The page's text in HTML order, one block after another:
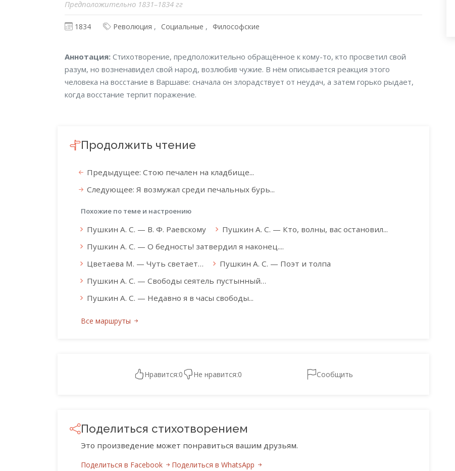
Предположительно 1831–1834 гг
1834 Революция Социальные Философские
Аннотация
Аннотация:Стихотворение, предположительно обращённое к кому-то, кто просветил свой
разум, но возненавидел свой народ, возлюбив чужие. В нём описывается реакция этого
человека на восстание в Варшаве: сначала он злорадствует от неудач, а затем горько рыдает,
когда восстание терпит поражение.
Продолжить чтение
Предыдущее: Стою печален на кладбище...
Следующее: Я возмужал среди печальных бурь...
Похожие по теме и настроению
Пушкин А. С. — В. Ф. Раевскому
Пушкин А. С. — Кто, волны, вас остановил...
Пушкин А. С. — О бедность! затвердил я наконец....
Цветаева М. — Чуть светает…
Пушкин А. С. — Поэт и толпа
Пушкин А. С. — Свободы сеятель пустынный…
Пушкин А. С. — Недавно я в часы свободы...
Все маршруты
Нравится:0 Не нравится:0 Сообщить
Поделиться стихотворением
Это произведение может понравиться вашим друзьям.
Поделиться в Facebook Поделиться в WhatsApp